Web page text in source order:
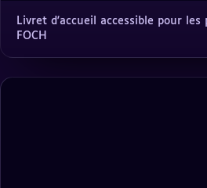
Livret d'accueil accessible pour
FOCH